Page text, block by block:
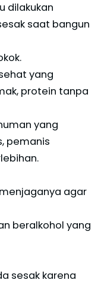
dilakukan
saat bangun
yang
protein tanpa
yang
pemanis
agar
beralkohol yang
sesak karena